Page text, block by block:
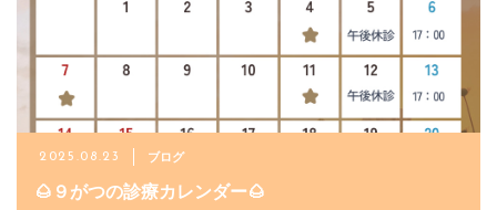
019-622-2848
2025.08.23 ブログ
🌰９がつの診療カレンダー🌰